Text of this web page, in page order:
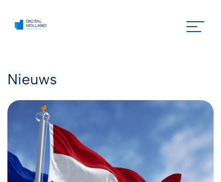
Nieuws